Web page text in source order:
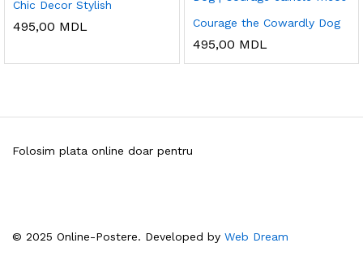
Chic Decor Stylish
495,00 MDL Courage the Cowardly Dog
495,00 MDL
© 2025 Online-Postere. Developed by Web Dream
Folosim plata online doar pentru